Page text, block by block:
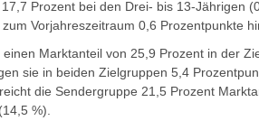
Prozent bei den Drei- bis 13-Jährigen
Vorjahreszeitraum 0,6 Prozentpunkte
Marktanteil von 25,9 Prozent in der
sie in beiden Zielgruppen 5,4
die Sendergruppe 21,5 Prozent
%).